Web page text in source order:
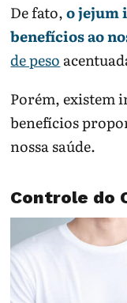
De fato,o jejum
benefícios ao
de peso
Porém, existem
benefícios
nossa saúde.
Controle do